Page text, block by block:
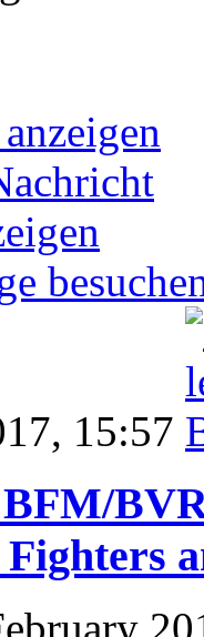
15:57